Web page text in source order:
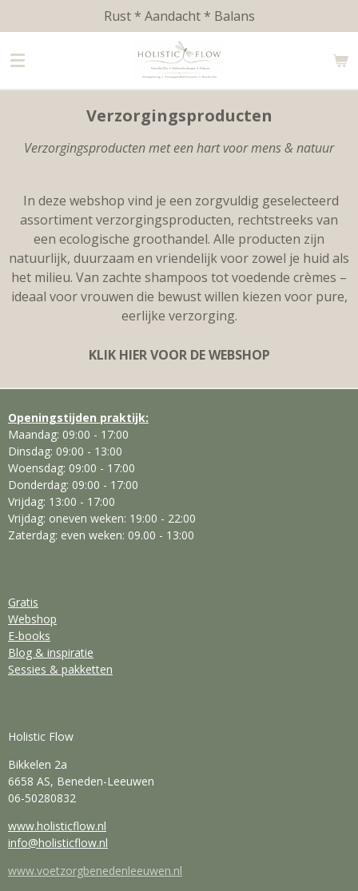
direct
naar
hoofdinhoud
Rust * Aandacht * Balans
Verzorgingsproducten
Verzorgingsproducten met een hart voor mens & natuur
In deze webshop vind je een zorgvuldig geselecteerd
assortiment verzorgingsproducten, rechtstreeks van
een ecologische groothandel. Alle producten zijn
natuurlijk, duurzaam en vriendelijk voor zowel je huid als
het milieu. Van zachte shampoos tot voedende crèmes –
ideaal voor vrouwen die bewust willen kiezen voor pure,
eerlijke verzorging.
KLIK HIER VOOR DE WEBSHOP
Openingstijden praktijk:
Maandag: 09:00 - 17:00
Dinsdag: 09:00 - 13:00
Woensdag: 09:00 - 17:00
Donderdag: 09:00 - 17:00
Vrijdag: 13:00 - 17:00
Vrijdag: oneven weken: 19:00 - 22:00
Zaterdag: even weken: 09.00 - 13:00
Gratis
Webshop
E-books
Blog & inspiratie
Sessies & pakketten
Holistic Flow
Bikkelen 2a
6658 AS, Beneden-Leeuwen
06-50280832
www.holisticflow.nl
info@holisticflow.nl
www.voetzorgbenedenleeuwen.nl